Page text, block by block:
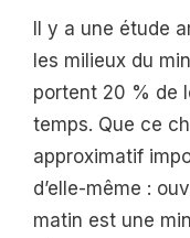
Il y a une étude
les milieux du
portent 20 % de
temps. Que ce
approximatif
d’elle-même :
matin est une